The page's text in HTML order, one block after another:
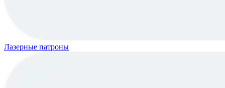
Лазерные патроны